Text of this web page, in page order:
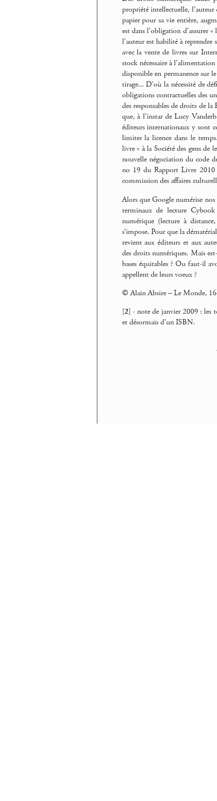
propriété intellectuelle,
papier pour sa vie entière,
est dans l’obligation d’assurer
l’auteur est habilité à
avec la vente de livres sur
stock nécessaire à
disponible en permanence sur
tirage... D’où la nécessité de
obligations contractuelles des
des responsables de droits de
que, à l’instar de Lucy
éditeurs internationaux y sont
limiter la licence dans le
livre » à la Société des gens de
nouvelle négociation du code
no 19 du Rapport Livre 2010
commission des affaires
Alors que Google numérise
terminaux de lecture
numérique (lecture à
s’impose. Pour que la
revient aux éditeurs et aux
des droits numériques. Mais
bases équitables ? Ou faut-il
appellent de leurs voeux ?
© Alain Absire – Le Monde,
[2] - note de janvier 2009 : les
et désormais d’un ISBN.